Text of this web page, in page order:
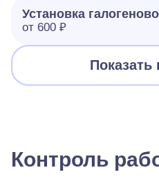
Установка
от 600 ₽
Показать
Контроль